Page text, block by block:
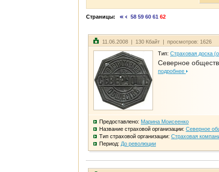
Страницы: 58 59 60 61 62
11.06.2008 | 130 Кбайт | просмотров: 1626
Тип: Страховая доска
Северное
подробнее
Предоставлено: Марина Моисеенко
Название страховой организации: Северное
Тип страховой организации: Страховая
Период: До революции